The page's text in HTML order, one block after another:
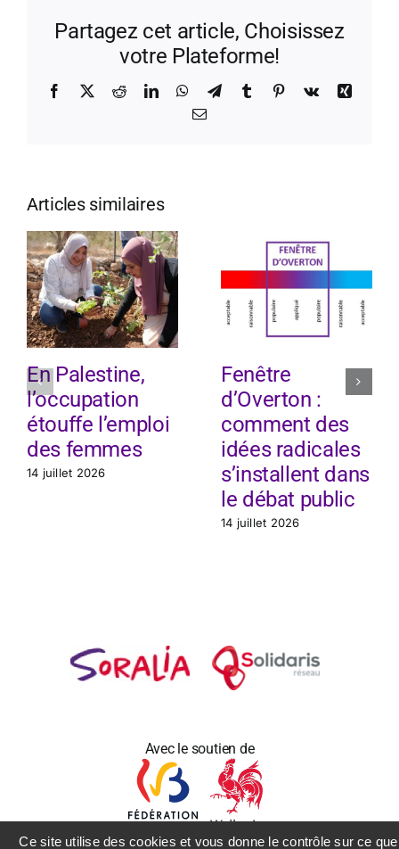
Partagez cet article, Choisissez
votre Plateforme!
Facebook
X RedditLinkedInWhatsApp
TelegramTumblr Pinterest
Vk
Xing
Email
Articles similaires
En Palestine,
l’occupation
étouffe l’emploi
des femmes
14 juillet 2026
Fenêtre
d’Overton :
comment des
idées radicales
s’installent dans
le débat public
14 juillet 2026
Avec le soutien de
Ce site utilise des cookies et vous donne le contrôle sur ce que